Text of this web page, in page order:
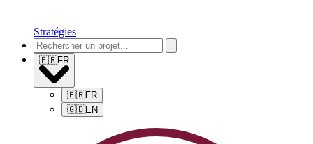
Stratégies
🇫🇷FR
🇫🇷FR
🇬🇧EN